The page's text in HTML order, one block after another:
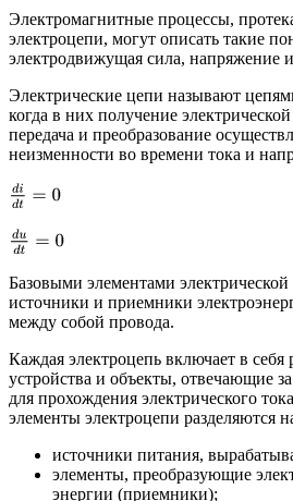
Электромагнитные процессы,
электроцепи, могут описать такие
электродвижущая сила, напряжение
Электрические цепи называют
когда в них получение
передача и преобразование
неизменности во времени тока и
did t=0
dud t= 0
Базовыми элементами электрической
источники и приемники
между собой провода.
Каждая электроцепь включает в себя
устройства и объекты, отвечающие
для прохождения электрического
элементы электроцепи разделяются
источники питания,
элементы, преобразующие
энергии (приемники);